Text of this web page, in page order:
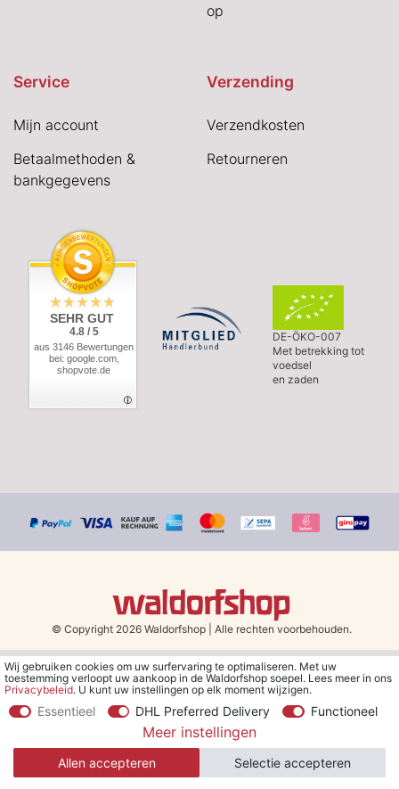
op
Service
Mijn account
Betaalmethoden &
bankgegevens
Verzending
Verzendkosten
Retourneren
SEHR GUT
4.8 / 5
aus 3146 Bewertungen
bei: google.com,
shopvote.de
DE-ÖKO-007
Met betrekking tot
voedsel
en zaden
© Copyright 2026 Waldorfshop Alle rechten voorbehouden.
*Gratis verzending in Nederland en België vanaf 79 euro bij het
kiezen van de verzendmethode "DHL - Besparing op
**Je ontvangt de kortingsbon van € 5 per e-mail nadat je je hebt
aangemeld voor de nieuwsbrief. De kortingsbon is 30 dagen geldig
en geldt bij een minimale bestelwaarde van € 30.
Wij gebruiken cookies om uw surfervaring te optimaliseren. Met uw
toestemming verloopt uw aankoop in de Waldorfshop soepel. Lees meer in ons
Privacybeleid. U kunt uw instellingen op elk moment wijzigen.
Essentieel DHL Preferred Delivery Functioneel
Meer instellingen
Allen accepteren Selectie accepteren